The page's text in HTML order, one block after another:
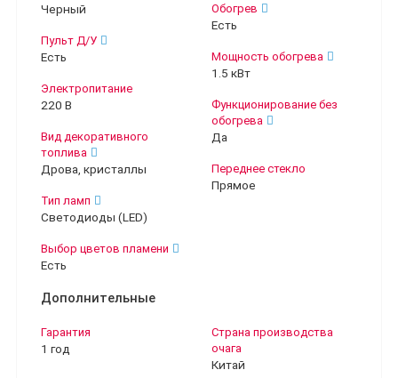
Черный
Пульт Д/У
Есть
Электропитание
220 В
Вид декоративного
топлива
Дрова, кристаллы
Тип ламп
Светодиоды (LED)
Выбор цветов пламени
Есть
Обогрев
Есть
Мощность обогрева
1.5 кВт
Функционирование без
обогрева
Да
Переднее стекло
Прямое
Дополнительные
Гарантия
1 год
Страна производства
очага
Китай